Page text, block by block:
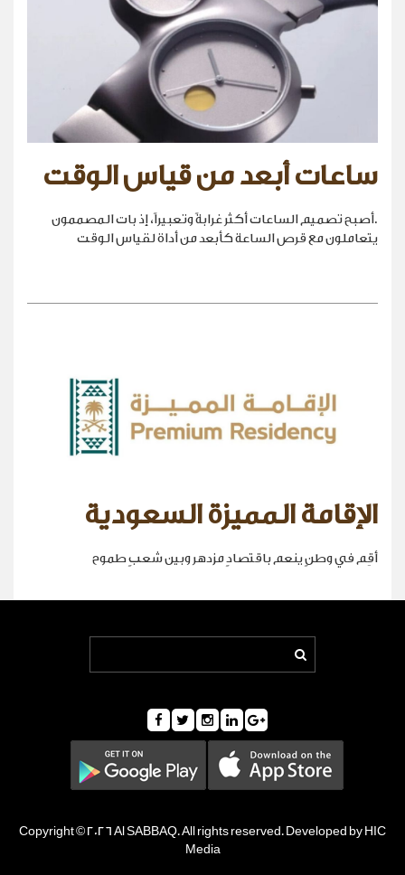
ساعات أبعد من قياس الوقت
.أصبح تصميم الساعات أكثر غرابةً وتعبيراً، إذ بات المصممون
يتعاملون مع قرص الساعة كأبعد من أداة لقياس الوقت
الإقامة المميزة السعودية
أقِم في وطنٍ ينعم باقتصادٍ مزدهر وبين شعبٍ طموح
Copyright © 2026 Al SABBAQ. All rights reserved. Developed by HIC
Media